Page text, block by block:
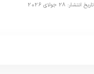
تاریخ انتشار: 28 جولای 2026